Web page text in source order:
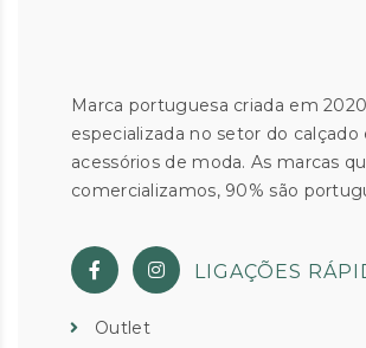
Marca portuguesa criada em
especializada no setor do calçado
acessórios de moda. As marcas
comercializamos, 90% são
LIGAÇÕES
Outlet